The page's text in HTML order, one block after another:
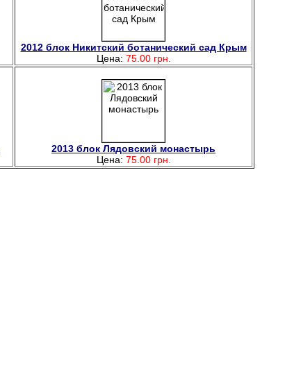
2012 блок Никитский ботанический сад Крым
Цена: 75.00 грн.
2013 блок Лядовский монастырь
Цена: 75.00 грн.